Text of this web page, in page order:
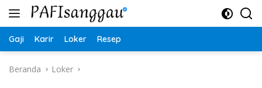
Langsung
Gaji Karir Loker Resep
Beranda Loker